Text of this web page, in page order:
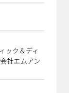
ック＆ディ
社エムアン